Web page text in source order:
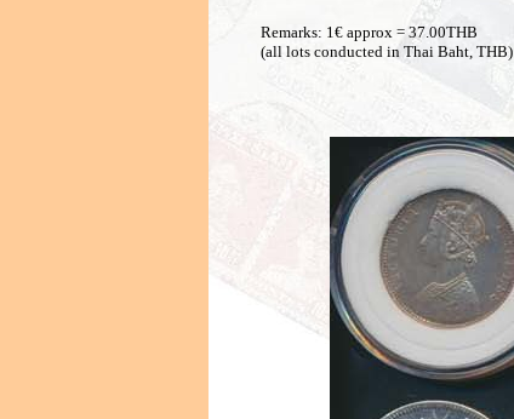
Remarks: 1€ approx = 37.00THB
(all lots conducted in Thai Baht, THB)